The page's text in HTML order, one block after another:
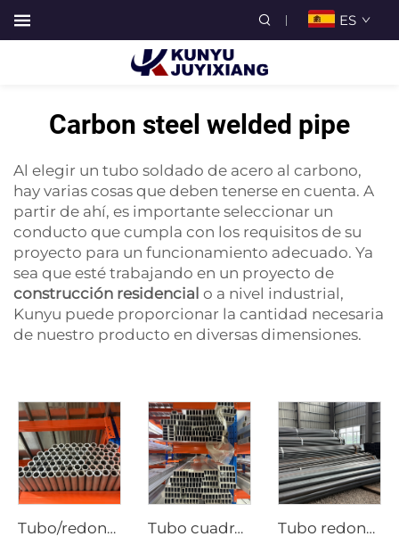
ES
Carbon steel welded pipe
Al elegir un tubo soldado de acero al carbono,
hay varias cosas que deben tenerse en cuenta. A
partir de ahí, es importante seleccionar un
conducto que cumpla con los requisitos de su
proyecto para un funcionamiento adecuado. Ya
sea que esté trabajando en un proyecto de
construcción residencial o a nivel industrial,
Kunyu puede proporcionar la cantidad necesaria
de nuestro producto en diversas dimensiones.
Tubo/redondo de aluminio JIS ASTM, tubo sin costura Tubo cuadrado sin costura de acero de aluminio Tubo redondo de acero al carbono laminado en caliente tubo negro ASTM AISI